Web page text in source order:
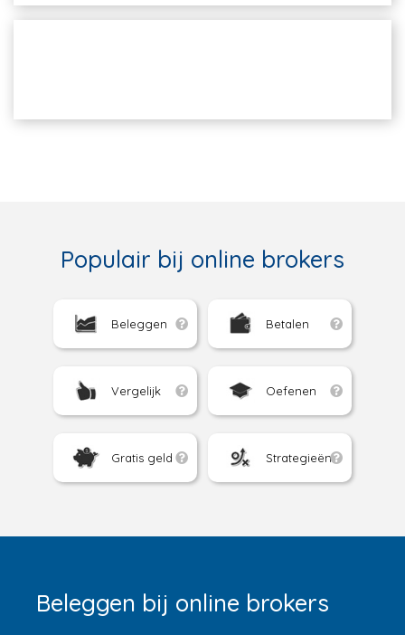
Populair bij online brokers
Beleggen Betalen
Vergelijk Oefenen
Gratis geld Strategieën
Beleggen bij online brokers